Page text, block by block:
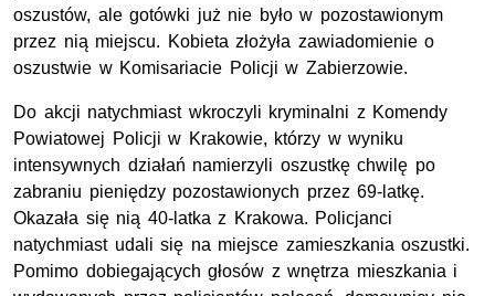
oszustów, ale gotówki już nie było w pozostawionym
przez nią miejscu. Kobieta złożyła zawiadomienie o
oszustwie w Komisariacie Policji w Zabierzowie.
Do akcji natychmiast wkroczyli kryminalni z Komendy
Powiatowej Policji w Krakowie, którzy w wyniku
intensywnych działań namierzyli oszustkę chwilę po
zabraniu pieniędzy pozostawionych przez 69-latkę.
Okazała się nią 40-latka z Krakowa. Policjanci
natychmiast udali się na miejsce zamieszkania oszustki.
Pomimo dobiegających głosów z wnętrza mieszkania i